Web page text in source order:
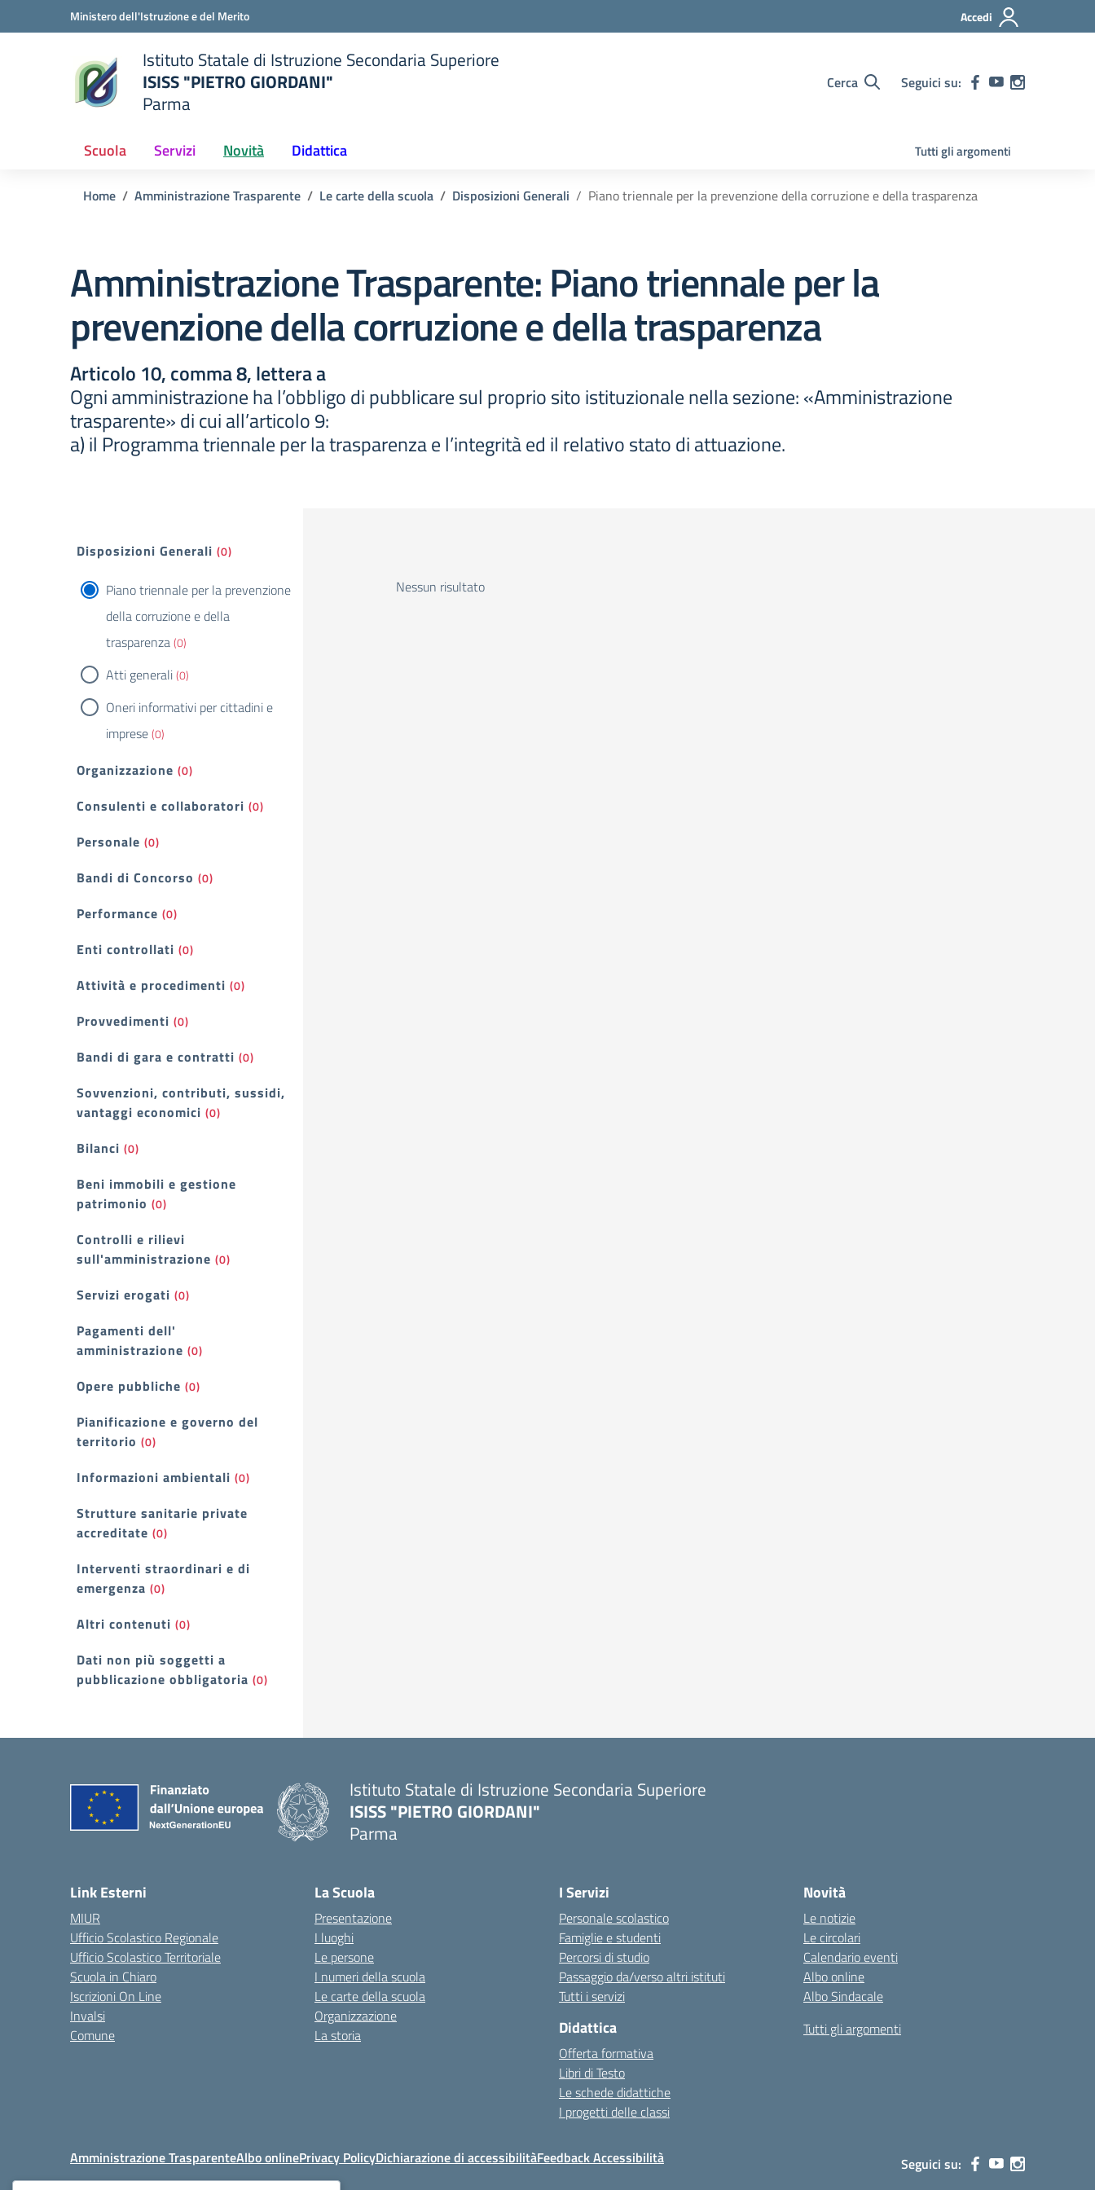
Vai ai contenuti
Vai al menu di navigazioneMinistero dell'Istruzione e del Merito Accedi
Istituto Statale di Istruzione Secondaria Superiore
ISISS "PIETRO GIORDANI"
Parma
Cerca Seguici su:
Scuola Servizi Novità Didattica Tutti gli argomenti
Home Amministrazione Trasparente Le carte della scuola Disposizioni Generali Piano triennale per la prevenzione della corruzione e della trasparenza
Amministrazione Trasparente:Piano triennale per la
prevenzione della corruzione e della trasparenza
Articolo 10, comma 8, lettera a
Ogni amministrazione ha l’obbligo di pubblicare sul proprio sito istituzionale nella sezione: «Amministrazione
trasparente» di cui all’articolo 9:
a) il Programma triennale per la trasparenza e l’integrità ed il relativo stato di attuazione.
Filtri
Disposizioni Generali (0)
Piano triennale per la prevenzione
della corruzione e della
trasparenza(0)
Atti generali(0)
Oneri informativi per cittadini e
imprese(0)
Organizzazione (0)
Consulenti e collaboratori (0)
Personale (0)
Bandi di Concorso (0)
Performance (0)
Enti controllati (0)
Attività e procedimenti (0)
Provvedimenti (0)
Bandi di gara e contratti (0)
Sovvenzioni, contributi, sussidi,
vantaggi economici (0)
Bilanci (0)
Beni immobili e gestione
patrimonio (0)
Controlli e rilievi
sull'amministrazione (0)
Servizi erogati (0)
Pagamenti dell'
amministrazione (0)
Opere pubbliche (0)
Pianificazione e governo del
territorio (0)
Informazioni ambientali (0)
Strutture sanitarie private
accreditate (0)
Interventi straordinari e di
emergenza (0)
Altri contenuti (0)
Dati non più soggetti a
pubblicazione obbligatoria (0)
Nessun risultato
Istituto Statale di Istruzione Secondaria Superiore
ISISS "PIETRO GIORDANI"
Parma
Link Esterni
MIUR
Ufficio Scolastico Regionale
Ufficio Scolastico Territoriale
Scuola in Chiaro
Iscrizioni On Line
Invalsi
Comune
La Scuola
Presentazione
I luoghi
Le persone
I numeri della scuola
Le carte della scuola
Organizzazione
La storia
I Servizi
Personale scolastico
Famiglie e studenti
Percorsi di studio
Passaggio da/verso altri istituti
Tutti i servizi
Didattica
Offerta formativa
Libri di Testo
Le schede didattiche
I progetti delle classi
Novità
Le notizie
Le circolari
Calendario eventi
Albo online
Albo Sindacale
Tutti gli argomenti
Amministrazione TrasparenteAlbo onlinePrivacy PolicyDichiarazione di accessibilitàFeedback Accessibilità Seguici su: